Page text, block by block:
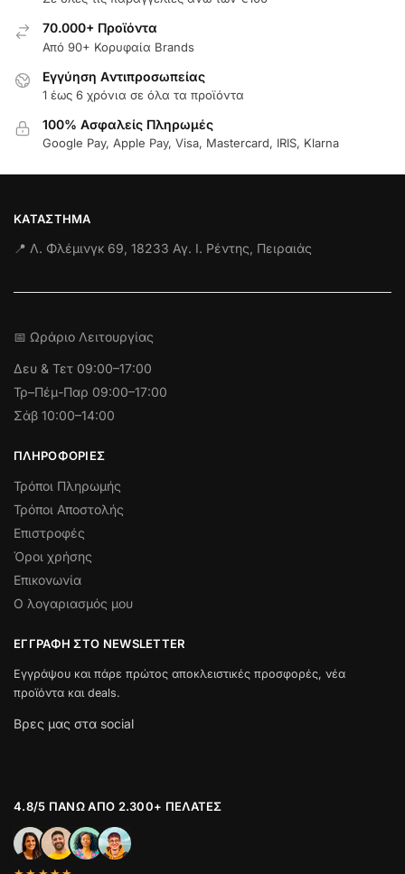
70.000+ Προϊόντα
Από 90+ Κορυφαία Brands
Εγγύηση Aντιπροσωπείας
1 έως 6 χρόνια σε όλα τα προϊόντα
100% Ασφαλείς Πληρωμές
Google Pay, Apple Pay, Visa, Mastercard, IRIS, Klarna
ΚΑΤΆΣΤΗΜΑ
📍 Λ. Φλέμινγκ 69, 18233 Αγ. Ι. Ρέντης, Πειραιάς
📅 Ωράριο Λειτουργίας
Δευ & Τετ 09:00–17:00
Τρ–Πέμ-Παρ 09:00–17:00
Σάβ 10:00–14:00
ΠΛΗΡΟΦΟΡΊΕΣ
Τρόποι Πληρωμής
Τρόποι Αποστολής
Επιστροφές
Όροι χρήσης
Επικονωνία
Ο λογαριασμός μου
ΕΓΓΡΑΦΉ ΣΤΟ NEWSLETTER
Εγγράψου και πάρε πρώτος αποκλειστικές προσφορές, νέα
προϊόντα και deals.
Βρες μας στα social
4.8/5 ΠΆΝΩ ΑΠΌ 2.300+ ΠΕΛΆΤΕΣ